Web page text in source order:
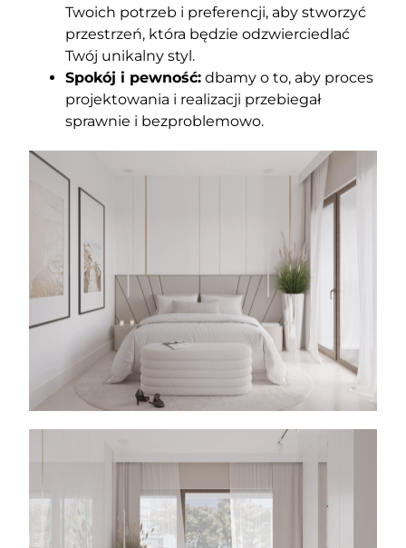
Twoich potrzeb i preferencji, aby stworzyć
przestrzeń, która będzie odzwierciedlać
Twój unikalny styl.
Spokój i pewność: dbamy o to, aby proces
projektowania i realizacji przebiegał
sprawnie i bezproblemowo.